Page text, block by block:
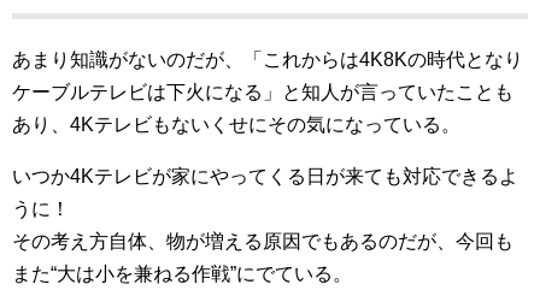
あまり知識がないのだが、「これからは4K8Kの時代となり
ケーブルテレビは下火になる」と知人が言っていたことも
あり、4Kテレビもないくせにその気になっている。
いつか4Kテレビが家にやってくる日が来ても対応できるよ
うに！
その考え方自体、物が増える原因でもあるのだが、今回も
また“大は小を兼ねる作戦”にでている。